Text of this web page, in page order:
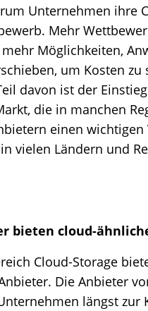
Unternehmen ihre
Mehr
Möglichkeiten,
um Kosten
davon ist der
die in manchen
einen
vielen Ländern und
bieten cloud-
Cloud-Storage
Die Anbieter
längst